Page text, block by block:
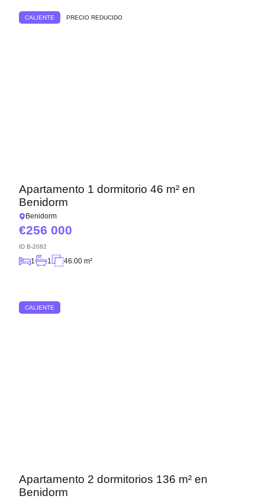
CALIENTE PRECIO REDUCIDO
Apartamento 1 dormitorio 46 m² en
Benidorm
Benidorm
256 000
ID B-2082
1 1 46.00 m²
CALIENTE
Apartamento 2 dormitorios 136 m² en
Benidorm